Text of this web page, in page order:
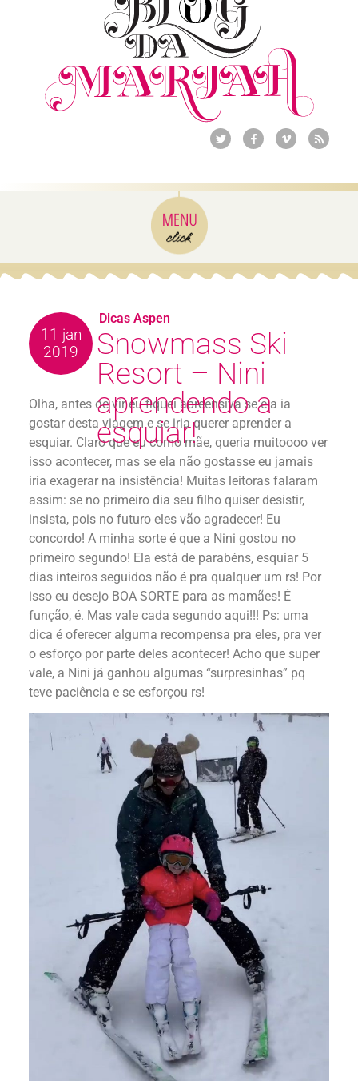
11 jan
2019
Snowmass Ski
Resort – Nini
aprendendo a
esquiar!
Olha, antes de vir eu fiquei apreensiva se ela ia
gostar desta viagem e se iria querer aprender a
esquiar. Claro que eu como mãe, queria muitoooo ver
isso acontecer, mas se ela não gostasse eu jamais
iria exagerar na insistência! Muitas leitoras falaram
assim: se no primeiro dia seu filho quiser desistir,
insista, pois no futuro eles vão agradecer! Eu
concordo! A minha sorte é que a Nini gostou no
primeiro segundo! Ela está de parabéns, esquiar 5
dias inteiros seguidos não é pra qualquer um rs! Por
isso eu desejo BOA SORTE para as mamães! É
função, é. Mas vale cada segundo aqui!!! Ps: uma
dica é oferecer alguma recompensa pra eles, pra ver
o esforço por parte deles acontecer! Acho que super
vale, a Nini já ganhou algumas “surpresinhas” pq
teve paciência e se esforçou rs!
Dicas Aspen